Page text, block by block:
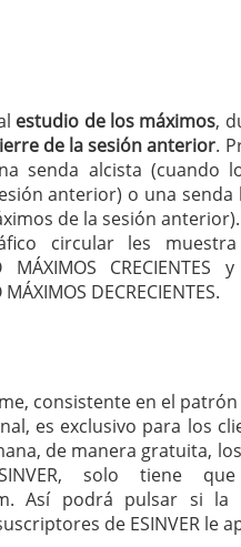
estudio de los máximos,
de la sesión anterior.
senda alcista (cuando
anterior) o una
de la sesión anterior).
circular les
MÁXIMOS
DECRECIENTES.
consistente en el
es exclusivo para los
de manera gratuita,
solo tiene
. Así podrá pulsar si la
de ESINVER le